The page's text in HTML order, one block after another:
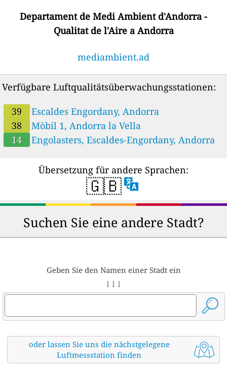
Departament de Medi Ambient d'Andorra -
Qualitat de l'Aire a Andorra
mediambient.ad
Verfügbare Luftqualitätsüberwachungsstationen:
39
Escaldes Engordany, Andorra
38
Mòbil 1, Andorra la Vella
14
Engolasters, Escaldes-Engordany, Andorra
Übersetzung für andere Sprachen:
🇬🇧
Suchen Sie eine andere Stadt?
Geben Sie den Namen einer Stadt ein
↓ ↓ ↓
oder lassen Sie uns die nächstgelegene
Luftmessstation finden